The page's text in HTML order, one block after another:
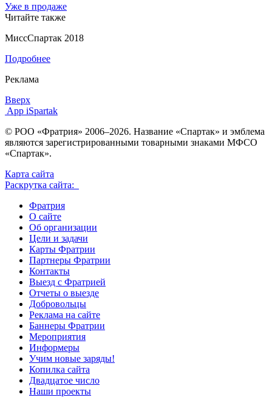
Уже в продаже
Читайте также
МиссСпартак 2018
Подробнее
Реклама
Вверх
App iSpartak
© РОО «Фратрия» 2006–2026. Название «Спартак» и эмблема
являются зарегистрированными товарными знаками МФСО
«Спартак».
Карта сайта
Раскрутка сайта:
Фратрия
О сайте
Об организации
Цели и задачи
Карты Фратрии
Партнеры Фратрии
Контакты
Выезд с Фратрией
Отчеты о выезде
Добровольцы
Реклама на сайте
Баннеры Фратрии
Мероприятия
Информеры
Учим новые заряды!
Копилка сайта
Двадцатое число
Наши проекты